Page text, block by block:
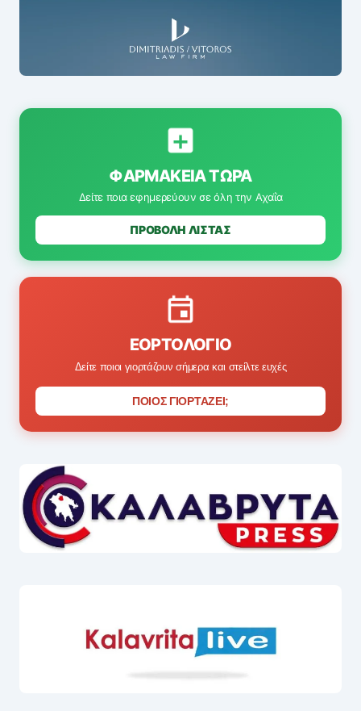
ΦΑΡΜΑΚΕΊΑ ΤΏΡΑ
Δείτε ποια εφημερεύουν σε όλη την Αχαΐα
ΠΡΟΒΟΛΗ ΛΙΣΤΑΣ
ΕΟΡΤΟΛΌΓΙΟ
Δείτε ποιοι γιορτάζουν σήμερα και στείλτε ευχές
ΠΟΙΟΣ ΓΙΟΡΤΑΖΕΙ;